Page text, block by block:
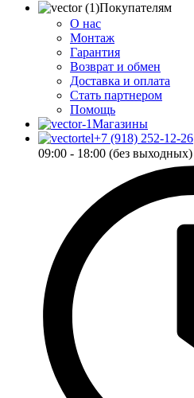
Покупателям
О нас
Монтаж
Гарантия
Возврат и обмен
Доставка и оплата
Стать партнером
Помощь
Магазины
+7 (918) 252-12-26
09:00 - 18:00 (без выходных)